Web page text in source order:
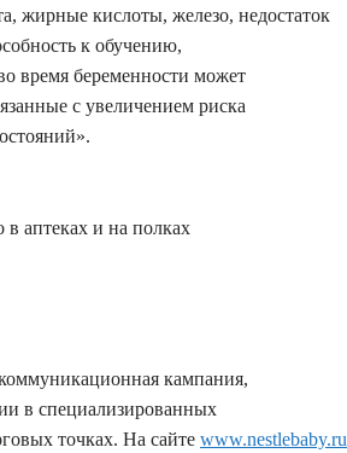
жирные кислоты, железо, недостаток
к обучению,
время беременности может
с увеличением риска
в аптеках и на полках
кампания,
в специализированных
точках. На сайте www.nestlebaby.ru